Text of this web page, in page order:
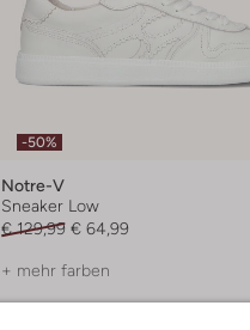
-50%
Notre-V
Sneaker Low
€ 129,99 € 64,99
+ mehr farben